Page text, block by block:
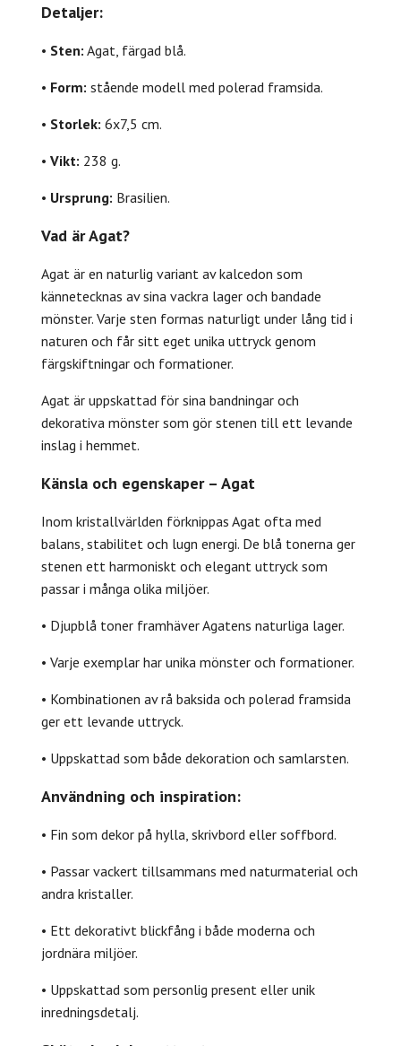
Detaljer:
• Sten: Agat, färgad blå.
• Form: stående modell med polerad framsida.
• Storlek: 6x7,5 cm.
• Vikt: 238 g.
• Ursprung: Brasilien.
Vad är Agat?
Agat är en naturlig variant av kalcedon som
kännetecknas av sina vackra lager och bandade
mönster. Varje sten formas naturligt under lång tid i
naturen och får sitt eget unika uttryck genom
färgskiftningar och formationer.
Agat är uppskattad för sina bandningar och
dekorativa mönster som gör stenen till ett levande
inslag i hemmet.
Känsla och egenskaper – Agat
Inom kristallvärlden förknippas Agat ofta med
balans, stabilitet och lugn energi. De blå tonerna ger
stenen ett harmoniskt och elegant uttryck som
passar i många olika miljöer.
• Djupblå toner framhäver Agatens naturliga lager.
• Varje exemplar har unika mönster och formationer.
• Kombinationen av rå baksida och polerad framsida
ger ett levande uttryck.
• Uppskattad som både dekoration och samlarsten.
Användning och inspiration:
• Fin som dekor på hylla, skrivbord eller soffbord.
• Passar vackert tillsammans med naturmaterial och
andra kristaller.
• Ett dekorativt blickfång i både moderna och
jordnära miljöer.
• Uppskattad som personlig present eller unik
inredningsdetalj.